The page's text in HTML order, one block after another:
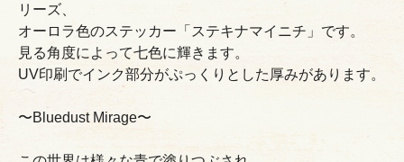
リーズ、
オーロラ色のステッカー「ステキナマイニチ」です。
見る角度によって七色に輝きます。
UV印刷でインク部分がぷっくりとした厚みがあります。
〜Bluedust Mirage〜